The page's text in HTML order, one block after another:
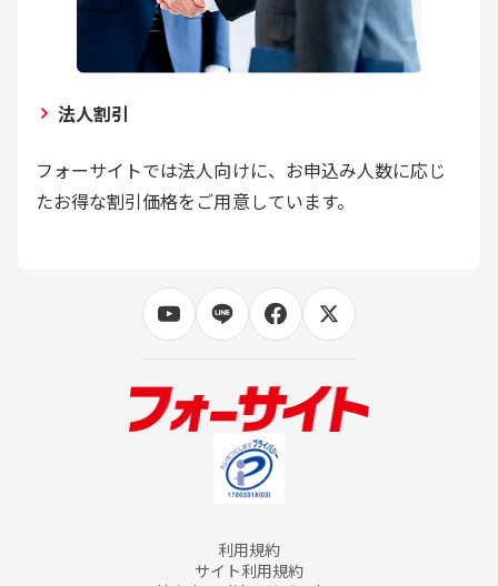
法人割引
フォーサイトでは法人向けに、お申込み人数に応じ
たお得な割引価格をご用意しています。
利用規約
サイト利用規約